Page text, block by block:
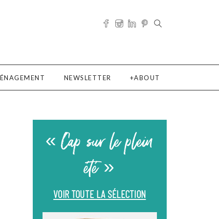
NEWSLETTER ABOUT
« Cap sur le plein
été »
VOIR TOUTE LA SÉLECTION